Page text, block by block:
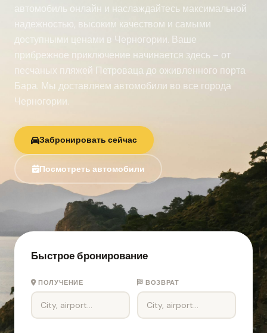
автомобиль онлайн и наслаждайтесь максимальной
надежностью, высоким качеством и самыми
доступными ценами в Черногории. Ваше
прибрежное приключение начинается здесь – от
песчаных пляжей Петроваца до оживленного порта
Бара. Мы доставляем автомобили во все города
Черногории.
Забронировать сейчас
Посмотреть автомобили
Быстрое бронирование
ПОЛУЧЕНИЕ ВОЗВРАТ